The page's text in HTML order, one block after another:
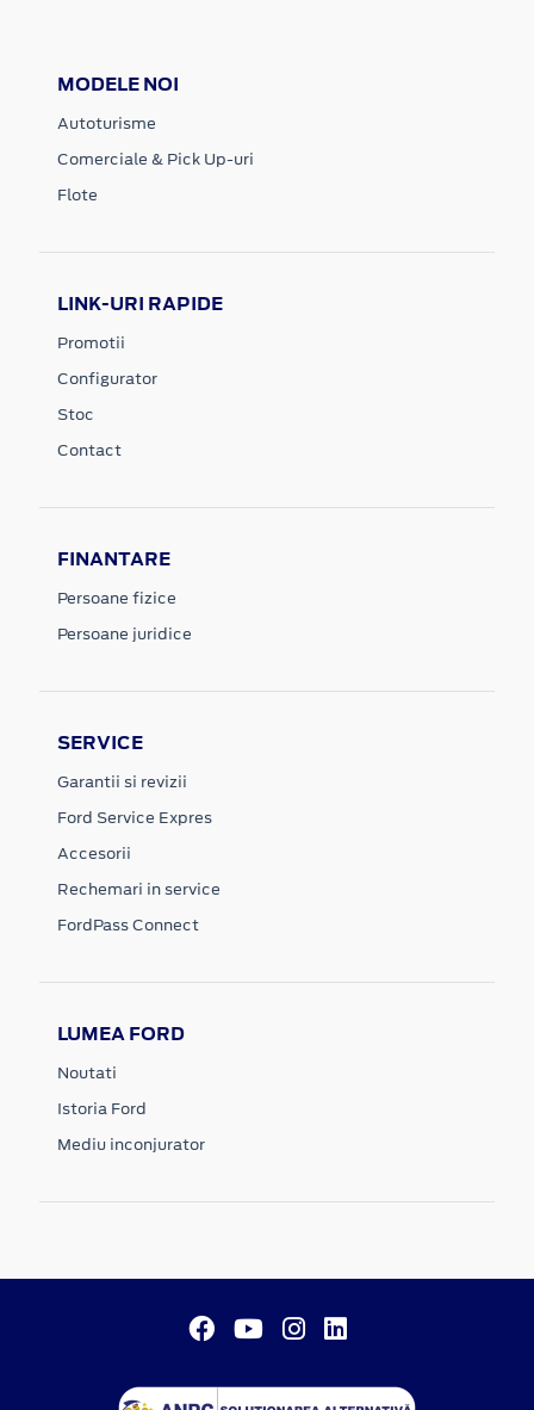
MODELE NOI
Autoturisme
Comerciale & Pick Up-uri
Flote
LINK-URI RAPIDE
Promotii
Configurator
Stoc
Contact
FINANTARE
Persoane fizice
Persoane juridice
SERVICE
Garantii si revizii
Ford Service Expres
Accesorii
Rechemari in service
FordPass Connect
LUMEA FORD
Noutati
Istoria Ford
Mediu inconjurator